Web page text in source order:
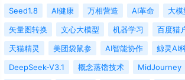
Seed1.8 AI健康 万相营造 AI革命 大模
矢量图转换‌
文心大模型 机器学习 百度猎
天猫精灵
美团袋鼠参 AI智能协作
鲸灵AI
DeepSeek-V3.1
概念蒸馏技术 MidJourney